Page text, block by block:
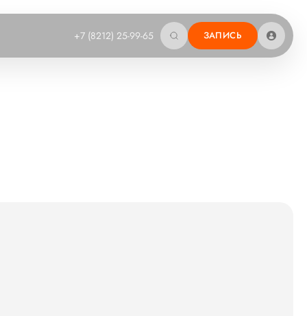
+7 (8212) 25-99-65 ЗАПИСЬ